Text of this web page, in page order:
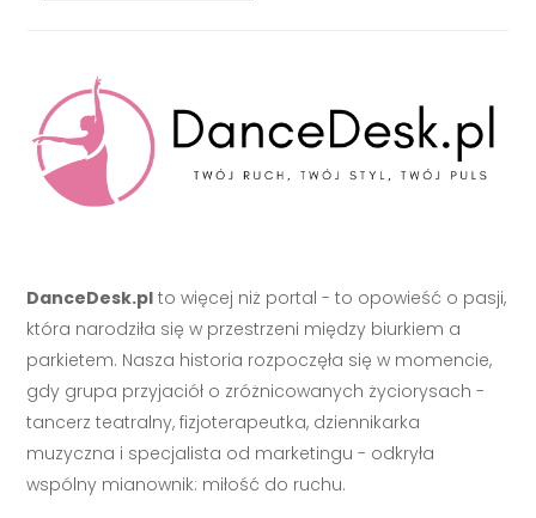
DanceDesk.pl to więcej niż portal - to opowieść o pasji,
która narodziła się w przestrzeni między biurkiem a
parkietem. Nasza historia rozpoczęła się w momencie,
gdy grupa przyjaciół o zróżnicowanych życiorysach -
tancerz teatralny, fizjoterapeutka, dziennikarka
muzyczna i specjalista od marketingu - odkryła
wspólny mianownik: miłość do ruchu.